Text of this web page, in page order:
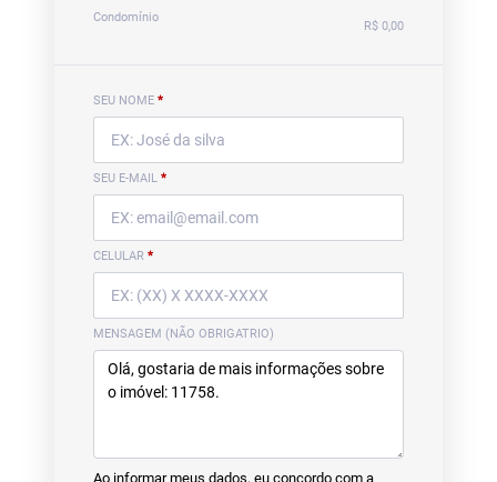
Condomínio
R$ 0,00
SEU NOME *
SEU E-MAIL *
CELULAR *
MENSAGEM (NÃO OBRIGATRIO)
Ao informar meus dados, eu concordo com a